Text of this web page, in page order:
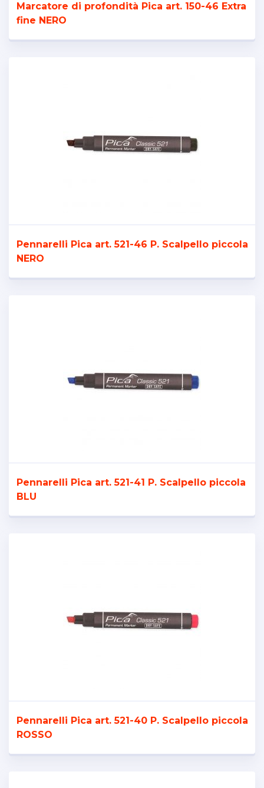
Marcatore di profondità Pica art. 150-46 Extra
fine NERO
Pennarelli Pica art. 521-46 P. Scalpello piccola
NERO
Pennarelli Pica art. 521-41 P. Scalpello piccola
BLU
Pennarelli Pica art. 521-40 P. Scalpello piccola
ROSSO